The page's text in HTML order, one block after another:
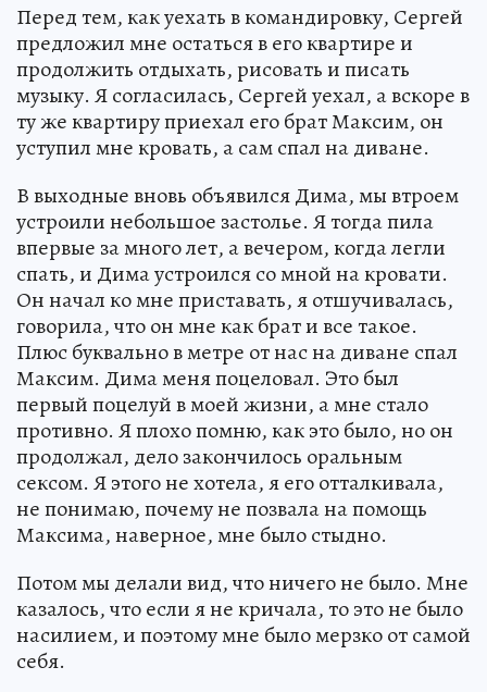
Перед тем, как уехать в командировку, Сергей
предложил мне остаться в его квартире и
продолжить отдыхать, рисовать и писать
музыку. Я согласилась, Сергей уехал, а вскоре в
ту же квартиру приехал его брат Максим, он
уступил мне кровать, а сам спал на диване.
В выходные вновь объявился Дима, мы втроем
устроили небольшое застолье. Я тогда пила
впервые за много лет, а вечером, когда легли
спать, и Дима устроился со мной на кровати.
Он начал ко мне приставать, я отшучивалась,
говорила, что он мне как брат и все такое.
Плюс буквально в метре от нас на диване спал
Максим. Дима меня поцеловал. Это был
первый поцелуй в моей жизни, а мне стало
противно. Я плохо помню, как это было, но он
продолжал, дело закончилось оральным
сексом. Я этого не хотела, я его отталкивала,
не понимаю, почему не позвала на помощь
Максима, наверное, мне было стыдно.
Потом мы делали вид, что ничего не было. Мне
казалось, что если я не кричала, то это не было
насилием, и поэтому мне было мерзко от самой
себя.